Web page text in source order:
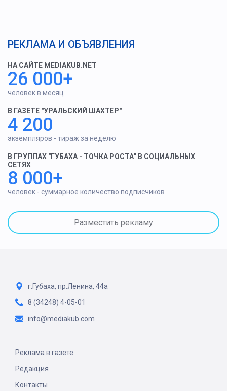
РЕКЛАМА И ОБЪЯВЛЕНИЯ
НА САЙТЕ MEDIAKUB.NET
26 000+
человек в месяц
В ГАЗЕТЕ "УРАЛЬСКИЙ ШАХТЕР"
4 200
экземпляров - тираж за неделю
В ГРУППАХ "ГУБАХА - ТОЧКА РОСТА" В СОЦИАЛЬНЫХ
СЕТЯХ
8 000+
человек - суммарное количество подписчиков
Разместить рекламу
г.Губаха, пр.Ленина, 44а
8 (34248) 4-05-01
info@mediakub.com
Реклама в газете
Редакция
Контакты